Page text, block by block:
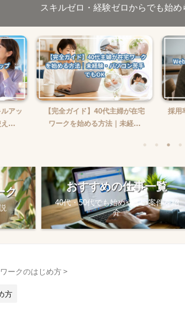
スキルゼロ・経験ゼロからでも始
【完全ガイド】40代主婦が在宅
ワークを始める方法｜未経...
採用率UP！
提
ク おすすめの仕事一覧
40代・50代でも始めやすい案件を紹
介
ークのはじめ方>
方